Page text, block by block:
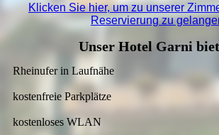
Klicken Sie hier, um zu unserer
Reservierungzu
Unser Hotel Garni
Rheinufer in Laufnähe
kostenfreie Parkplätze
kostenloses WLAN